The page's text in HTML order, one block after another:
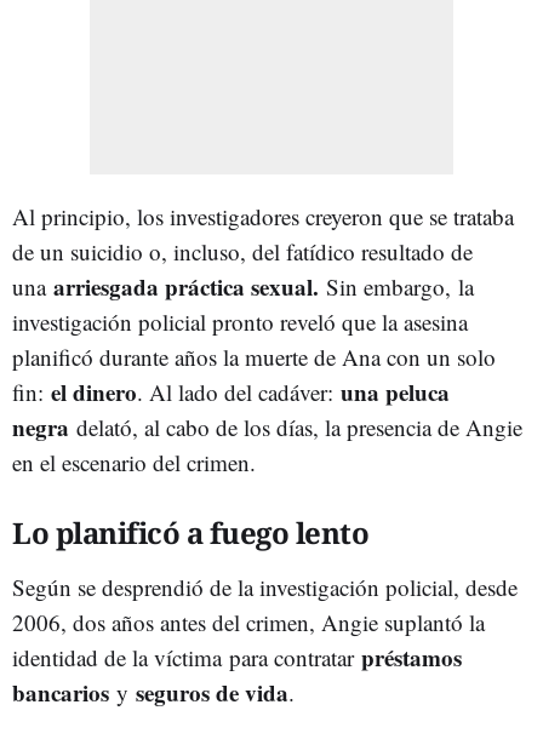
Al principio, los investigadores creyeron que se trataba
de un suicidio o, incluso, del fatídico resultado de
una arriesgada práctica sexual. Sin embargo, la
investigación policial pronto reveló que la asesina
planificó durante años la muerte de Ana con un solo
fin: el dinero. Al lado del cadáver: una peluca
negra delató, al cabo de los días, la presencia de Angie
en el escenario del crimen.
Lo planificó a fuego lento
Según se desprendió de la investigación policial, desde
2006, dos años antes del crimen, Angie suplantó la
identidad de la víctima para contratar préstamos
bancarios y seguros de vida.